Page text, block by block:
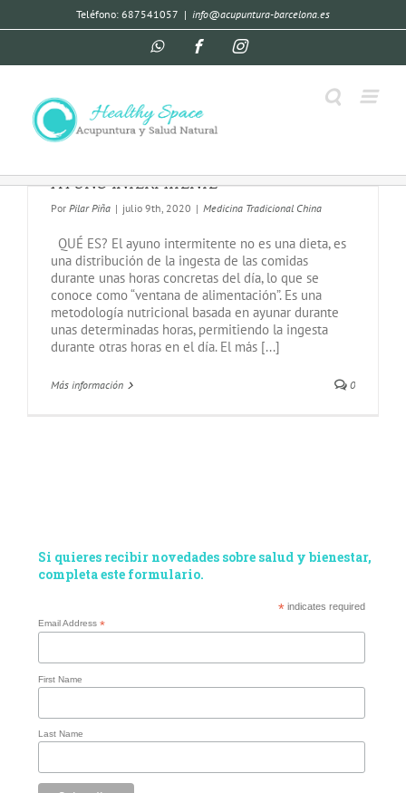
Teléfono: 687541057 | info@acupuntura-barcelona.es
AYUNO INTERMITENTE
Por Pilar Piña | julio 9th, 2020 | Medicina Tradicional China
QUÉ ES? El ayuno intermitente no es una dieta, es
una distribución de la ingesta de las comidas
durante unas horas concretas del día, lo que se
conoce como “ventana de alimentación”. Es una
metodología nutricional basada en ayunar durante
unas determinadas horas, permitiendo la ingesta
durante otras horas en el día. El más [...]
Más información 0
Si quieres recibir novedades sobre salud y bienestar,
completa este formulario.
*indicates required
Email Address *
First Name
Last Name